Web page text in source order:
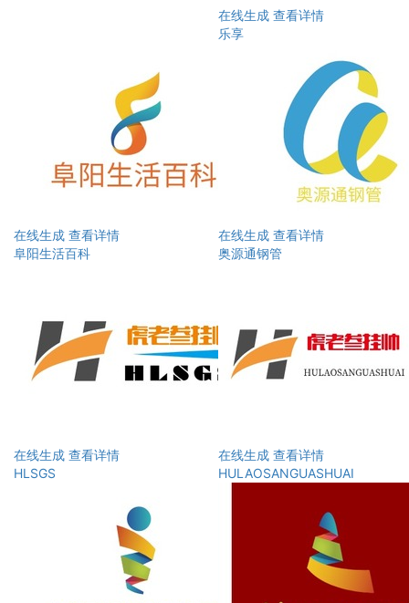
在线生成 查看详情
乐享
在线生成 查看详情
阜阳生活百科
在线生成 查看详情
奥源通钢管
在线生成 查看详情
HLSGS
在线生成 查看详情
HULAOSANGUASHUAI